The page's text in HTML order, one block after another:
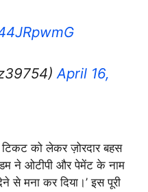
April 16,
को लेकर ज़ोरदार बहस
ने ओटीपी और पेमेंट के नाम
से मना कर दिया।’ इस पूरी